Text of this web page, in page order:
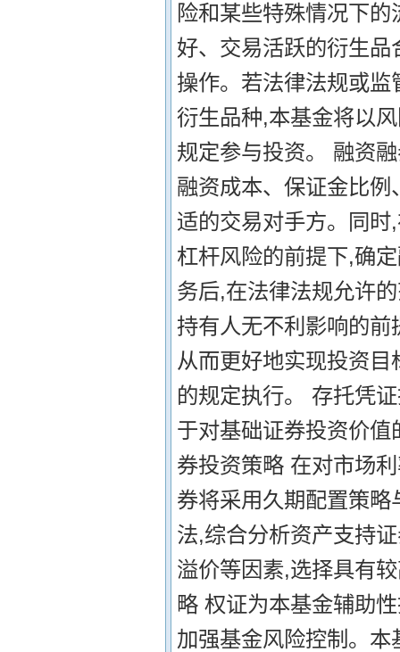
险和某些特殊情况下
好、交易活跃的衍生
操作。若法律法规或
衍生品种,本基金将以
规定参与投资。 融资
融资成本、保证金比
适的交易对手方。同
杠杆风险的前提下,确
务后,在法律法规允许
持有人无不利影响的
从而更好地实现投资
的规定执行。 存托凭
于对基础证券投资价
券投资策略 在对市场
券将采用久期配置策
法,综合分析资产支持
溢价等因素,选择具有
略 权证为本基金辅助
加强基金风险控制。